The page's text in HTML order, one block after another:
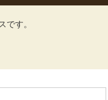
です。